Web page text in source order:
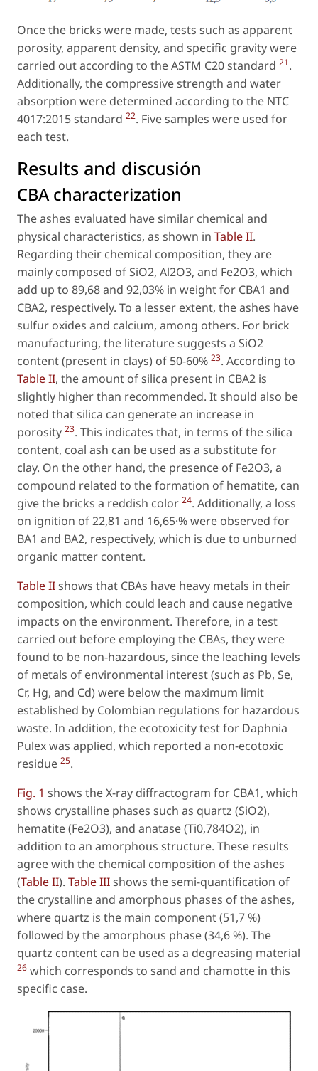
Once the bricks were made, tests such as apparent
porosity, apparent density, and specific gravity were
carried out according to the ASTM C20 standard 21.
Additionally, the compressive strength and water
absorption were determined according to the NTC
4017:2015 standard 22. Five samples were used for
each test.
Results and discusión
CBA characterization
The ashes evaluated have similar chemical and
physical characteristics, as shown in Table II.
Regarding their chemical composition, they are
mainly composed of SiO2, Al2O3, and Fe2O3, which
add up to 89,68 and 92,03% in weight for CBA1 and
CBA2, respectively. To a lesser extent, the ashes have
sulfur oxides and calcium, among others. For brick
manufacturing, the literature suggests a SiO2
content (present in clays) of 50-60% 23. According to
Table II, the amount of silica present in CBA2 is
slightly higher than recommended. It should also be
noted that silica can generate an increase in
porosity 23. This indicates that, in terms of the silica
content, coal ash can be used as a substitute for
clay. On the other hand, the presence of Fe2O3, a
compound related to the formation of hematite, can
give the bricks a reddish color 24. Additionally, a loss
on ignition of 22,81 and 16,65·% were observed for
BA1 and BA2, respectively, which is due to unburned
organic matter content.
Table IIshows that CBAs have heavy metals in their
composition, which could leach and cause negative
impacts on the environment. Therefore, in a test
carried out before employing the CBAs, they were
found to be non-hazardous, since the leaching levels
of metals of environmental interest (such as Pb, Se,
Cr, Hg, and Cd) were below the maximum limit
established by Colombian regulations for hazardous
waste. In addition, the ecotoxicity test for Daphnia
Pulex was applied, which reported a non-ecotoxic
residue 25.
Fig. 1 shows the X-ray diffractogram for CBA1, which
shows crystalline phases such as quartz (SiO2),
hematite (Fe2O3), and anatase (Ti0,784O2), in
addition to an amorphous structure. These results
agree with the chemical composition of the ashes
(Table II). Table IIIshows the semi-quantification of
the crystalline and amorphous phases of the ashes,
where quartz is the main component (51,7 %)
followed by the amorphous phase (34,6 %). The
quartz content can be used as a degreasing material
26 which corresponds to sand and chamotte in this
specific case.